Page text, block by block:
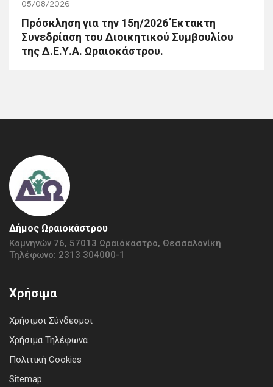
05/08/2026
Πρόσκληση για την 15η/2026 Έκτακτη
Συνεδρίαση του Διοικητικού Συμβουλίου
της Δ.Ε.Υ.Α. Ωραιοκάστρου.
Δήμος Ωραιοκάστρου
Κομνηνών 76, 57013 Ωραιόκαστρο, Θεσσαλονίκη
Τηλέφωνο: 2313 304000-1
Χρήσιμα
Χρήσιμοι Σύνδεσμοι
Χρήσιμα Τηλέφωνα
Πολιτική Cookies
Sitemap